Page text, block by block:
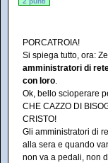
PORCATROIA!
Si spiega tutto, ora:
amministratori di
con loro.
Ok, bello scioperare
CHE CAZZO DI
CRISTO!
Gli amministratori di
alla sera e quando
non va a pedali, non